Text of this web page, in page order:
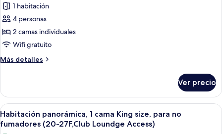
28F
Tokyo
View
Bathroom)
Habitación
panorámica
con
2
individuales,
fumadores
(19-
28F,Club
1 habitación
4 personas
2 camas individuales
Wifi gratuito
Más detalles
Más
panorámica
con
2
camas
Ver precio
Abrir
todas
las
Un restaurante moderno con largas
32
Habitación panorámica, 1 cama King size, para no
fumadores (20-27F,Club Loundge Access)